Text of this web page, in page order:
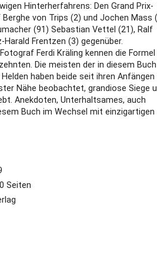
Hinterherfahrens: Den Grand Prix-
von Trips (2) und Jochen Mass
(91) Sebastian Vettel (21), Ralf
Frentzen (3) gegenüber.
Ferdi Kräling kennen die Formel
Die meisten der in diesem Buch
haben beide seit ihren Anfängen
Nähe beobachtet, grandiose Siege
Anekdoten, Unterhaltsames, auch
Buch im Wechsel mit einzigartigen
Seiten